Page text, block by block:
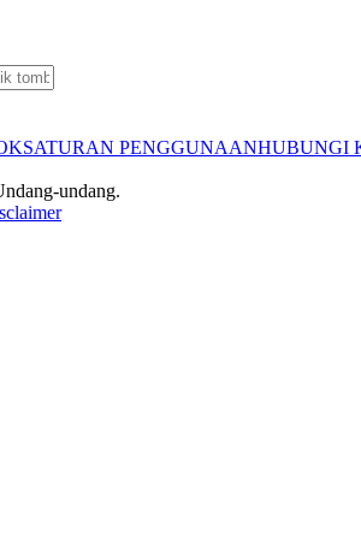
ATURAN PENGGUNAANHUBUNGI
undang.